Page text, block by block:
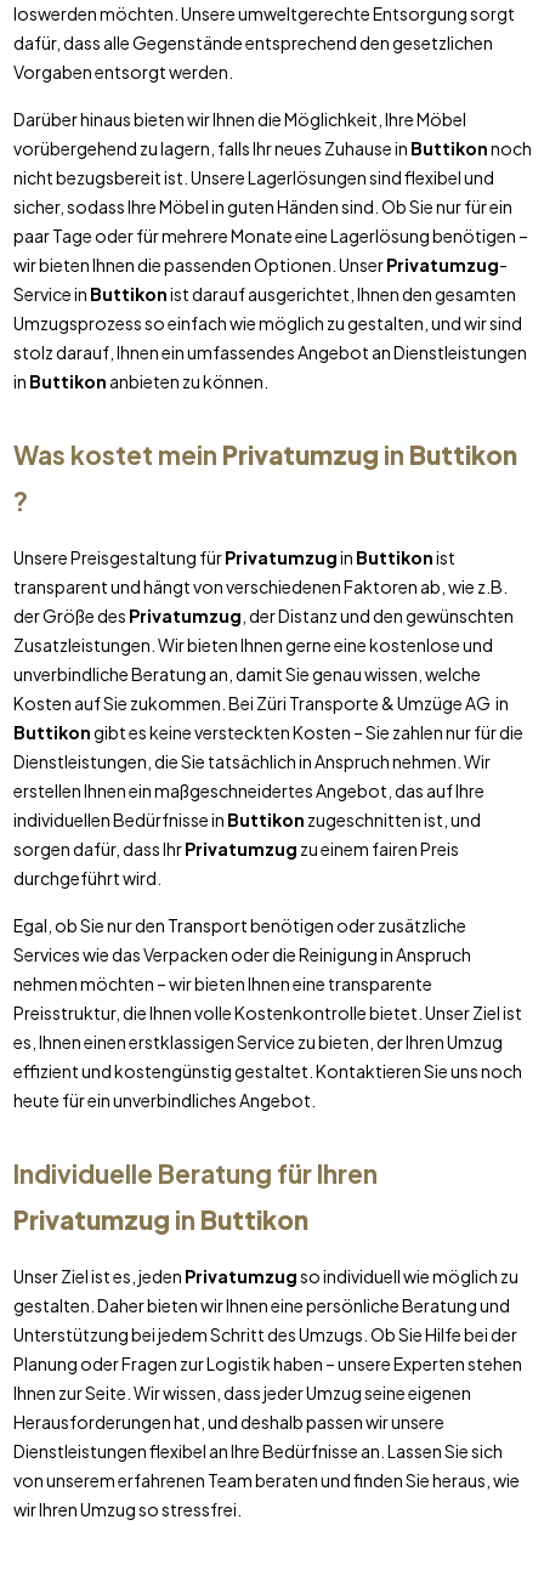
loswerden möchten. Unsere umweltgerechte Entsorgung sorgt
dafür, dass alle Gegenstände entsprechend den gesetzlichen
Vorgaben entsorgt werden.
Darüber hinaus bieten wir Ihnen die Möglichkeit, Ihre Möbel
vorübergehend zu lagern, falls Ihr neues Zuhause in Buttikonnoch
nicht bezugsbereit ist. Unsere Lagerlösungen sind flexibel und
sicher, sodass Ihre Möbel in guten Händen sind. Ob Sie nur für ein
paar Tage oder für mehrere Monate eine Lagerlösung benötigen –
wir bieten Ihnen die passenden Optionen. UnserPrivatumzug-
Service in Buttikonist darauf ausgerichtet, Ihnen den gesamten
Umzugsprozess so einfach wie möglich zu gestalten, und wir sind
stolz darauf, Ihnen ein umfassendes Angebot an Dienstleistungen
in Buttikon anbieten zu können.
Was kostet mein Privatumzug in Buttikon
?
Unsere Preisgestaltung fürPrivatumzugin Buttikonist
transparent und hängt von verschiedenen Faktoren ab, wie z.B.
der Größe des Privatumzug , der Distanz und den gewünschten
Zusatzleistungen. Wir bieten Ihnen gerne eine kostenlose und
unverbindliche Beratung an, damit Sie genau wissen, welche
Kosten auf Sie zukommen. Bei Züri Transporte & Umzüge AG in
Buttikongibt es keine versteckten Kosten – Sie zahlen nur für die
Dienstleistungen, die Sie tatsächlich in Anspruch nehmen. Wir
erstellen Ihnen ein maßgeschneidertes Angebot, das auf Ihre
individuellen Bedürfnisse in Buttikon zugeschnitten ist, und
sorgen dafür, dass IhrPrivatumzug zu einem fairen Preis
durchgeführt wird.
Egal, ob Sie nur den Transport benötigen oder zusätzliche
Services wie das Verpacken oder die Reinigung in Anspruch
nehmen möchten – wir bieten Ihnen eine transparente
Preisstruktur, die Ihnen volle Kostenkontrolle bietet. Unser Ziel ist
es, Ihnen einen erstklassigen Service zu bieten, der Ihren Umzug
effizient und kostengünstig gestaltet. Kontaktieren Sie uns noch
heute für ein unverbindliches Angebot.
Individuelle Beratung für Ihren
Privatumzug in Buttikon
Unser Ziel ist es, jeden Privatumzugso individuell wie möglich zu
gestalten. Daher bieten wir Ihnen eine persönliche Beratung und
Unterstützung bei jedem Schritt des Umzugs. Ob Sie Hilfe bei der
Planung oder Fragen zur Logistik haben – unsere Experten stehen
Ihnen zur Seite. Wir wissen, dass jeder Umzug seine eigenen
Herausforderungen hat, und deshalb passen wir unsere
Dienstleistungen flexibel an Ihre Bedürfnisse an. Lassen Sie sich
von unserem erfahrenen Team beraten und finden Sie heraus, wie
wir Ihren Umzug so stressfrei.